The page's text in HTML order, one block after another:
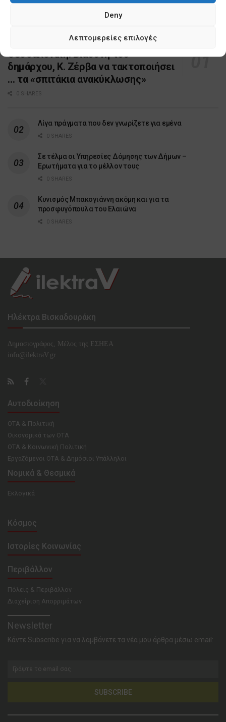
Deny
Λεπτομερείες επιλογές
Θεσσαλονίκη: Βιασύνη του
δημάρχου, Κ. Ζέρβα να τακτοποιήσει
… τα «σπιτάκια ανακύκλωσης»
0 SHARES
Λίγα πράγματα που δεν γνωρίζετε για εμένα
0 SHARES
Σε τέλμα οι Υπηρεσίες Δόμησης των Δήμων –
Ερωτήματα για το μέλλον τους
0 SHARES
Κυνισμός Μπακογιάννη ακόμη και για τα
προσφυγόπουλα του Ελαιώνα
0 SHARES
Ηλέκτρα Βισκαδουράκη
Δημοσιογράφος, Μέλος της ΕΣHΕΑ
info@ilektraV.gr
Αυτοδιοίκηση
ΟΤΑ & Πολιτική
Οικονομικά των ΟΤΑ
ΟΤΑ & Κοινωνική Πολιτική
Εργαζόμενοι ΟΤΑ & Δημόσιοι Υπάλληλοι
Νομικά & Θεσμικά
Εκλογικά
Κόσμος
Ιστορίες Κοινωνίας
Περιβάλλον
Πόλεις & Περιβάλλον
Διαχείριση Απορριμάτων
Newsletter
Κάντε Subscribe για να λαμβάνετε τα νέα μου άρθρα μέσω email:
SUBSCRIBE